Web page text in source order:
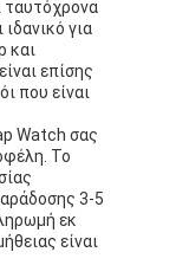
ταυτόχρονα
για
και
επίσης
που είναι
Watch σας
Το
3-5
εκ
είναι